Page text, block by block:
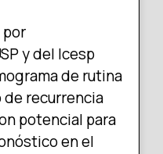
y del Icesp
de rutina
recurrencia
potencial para
en el